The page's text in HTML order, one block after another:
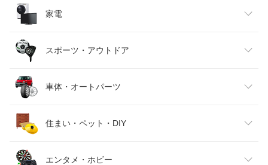
インナー・下着・ナイトウェア
バッグ・小物・ブランド雑貨
靴
腕時計
ジュエリー・アクセサリー
ビール・洋酒
ワイン
日本酒・焼酎
医薬品・コンタクト・介護
キッズ・ベビー・マタニティ
おもちゃ
家電
家電
TV・オーディオ・カメラ
スマートフォン・タブレット
パソコン・周辺機器
スポーツ・アウトドア
スポーツ・アウトドア
ゴルフ
車体・オートパーツ
車用品・バイク用品
車・バイク
住まい・ペット・DIY
インテリア・寝具・収納
エンタメ・ホビー